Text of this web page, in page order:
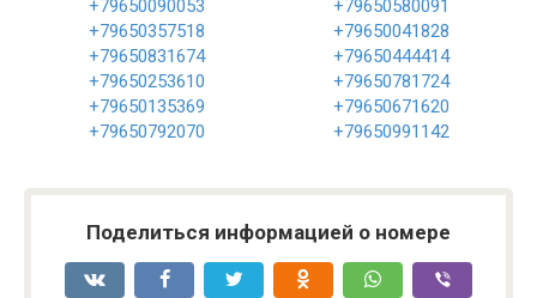
+79650090053
+79650580091
+79650357518
+79650041828
+79650831674
+79650444414
+79650253610
+79650781724
+79650135369
+79650671620
+79650792070
+79650991142
Поделиться информацией о номере